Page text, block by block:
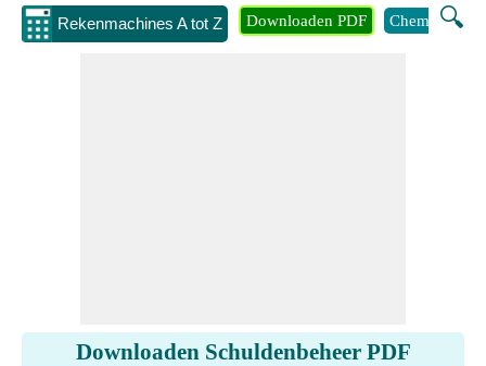
Rekenmachines A tot Z 🔍
Downloaden PDF Chemie
Downloaden Schuldenbeheer PDF